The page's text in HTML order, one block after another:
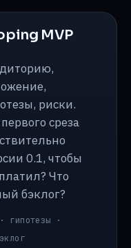
MVP
риски.
среза
0.1, чтобы
Что
бэклог?
гипотезы ·